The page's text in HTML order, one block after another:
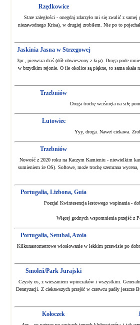
Rzędkowice
Stare zaległości - onegdaj zdarzyło mi się zwalić z
niezawodnego Krisa), w drugiej zrobiłem. Nie po to
Jaskinia Jasna w Strzegowej
3pr., pierwsza dziś (dół obwieszony z kija). Droga pode
w brzydkim rejonie. O ile okolice są piękne, to sama skała
Trzebniów
Droga trochę wciśnięta na siłę
Łutowiec
Yyy, droga. Nawet ciekawa.
Trzebniów
Nowość z 2020 roku na Kaczym Kamieniu - niewielkim
sumieniem że OS). Softowe, może trochę szemrana
Portugalia, Lizbona, Guia
Poezja! Kwintesencja łestowego wspinania -
Więcej godnych wspomnienia przejść z
Portugalia, Setubal, Azoia
Kilkunastometrowe wiosłowanie w lekkim przewisie po
Smoleń/Park Jurajski
Czysty os, z wieszaniem wpinczaków i wszystkim.
Deratyzacji. Z ciekawszych przejść w czerwcu padły
Kołoczek